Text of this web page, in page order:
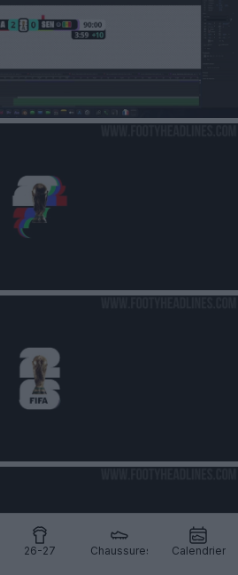
26-27 Chaussures Calendrier